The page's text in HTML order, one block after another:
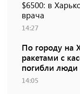
$6500: в
врача
14:27
По городу на
ракетами с
погибли люди
14:05